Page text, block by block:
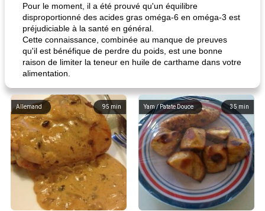
Pour le moment, il a été prouvé qu'un équilibre
disproportionné des acides gras oméga-6 en oméga-3 est
préjudiciable à la santé en général.
Cette connaissance, combinée au manque de preuves
qu'il est bénéfique de perdre du poids, est une bonne
raison de limiter la teneur en huile de carthame dans votre
alimentation.
95 min
Allemand 35 min
Yam / Patate Douce